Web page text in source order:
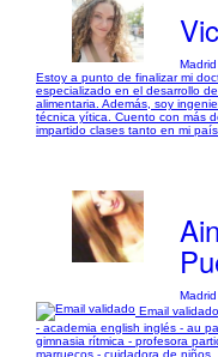
Estoy a punto de finalizar mi
especializado en el desarrollo
alimentaria. Además, soy
técnica yítica. Cuento con más
impartido clases tanto en mi
Email validado
- academia english inglés - au
gimnasia rítmica - profesora
marruecos - cuidadora de niños